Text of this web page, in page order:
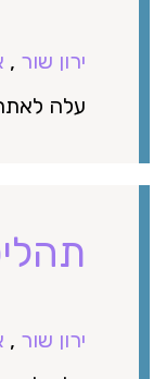
ירון שור ,
עלה לאתר: 01-09-
ירון שור ,